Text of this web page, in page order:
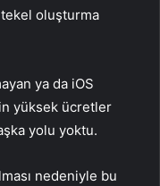
oluşturma
ya da iOS
yüksek ücretler
yolu yoktu.
nedeniyle bu